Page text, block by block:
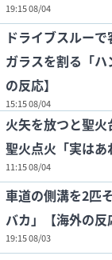
19:15 08/04
ドライブスルー
ガラスを割る「
の反応】
15:15 08/04
火矢を放つと聖
聖火点火「実はあ
11:15 08/04
車道の側溝を2匹
バカ」【海外の反
19:15 08/03